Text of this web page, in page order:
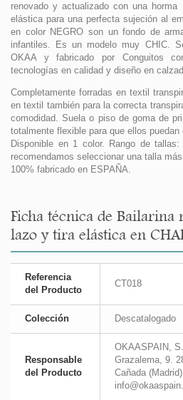
renovado y actualizado con una
elástica para una perfecta sujeción al
en color NEGRO son un fondo de
infantiles. Es un modelo muy CHIC.
OKAA y fabricado por Conguitos
tecnologías en calidad y diseño en
Completamente forradas en textil
en textil también para la correcta
comodidad. Suela o piso de goma de
totalmente flexible para que ellos
Disponible en 1 color. Rango de
recomendamos seleccionar una talla
100% fabricado en ESPAÑA.
Ficha técnica de Bailarina
lazo y tira elástica en
Referencia
del Producto
CT018
Colección Descatalogado
Responsable
del Producto
OKAASPAIN,
Grazalema, 9.
Cañada